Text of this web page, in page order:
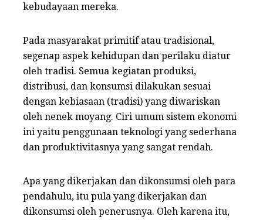
kebudayaan mereka.
Pada masyarakat primitif atau tradisional,
segenap aspek kehidupan dan perilaku diatur
oleh tradisi. Semua kegiatan produksi,
distribusi, dan konsumsi dilakukan sesuai
dengan kebiasaan (tradisi) yang diwariskan
oleh nenek moyang. Ciri umum sistem ekonomi
ini yaitu penggunaan teknologi yang sederhana
dan produktivitasnya yang sangat rendah.
Apa yang dikerjakan dan dikonsumsi oleh para
pendahulu, itu pula yang dikerjakan dan
dikonsumsi oleh penerusnya. Oleh karena itu,